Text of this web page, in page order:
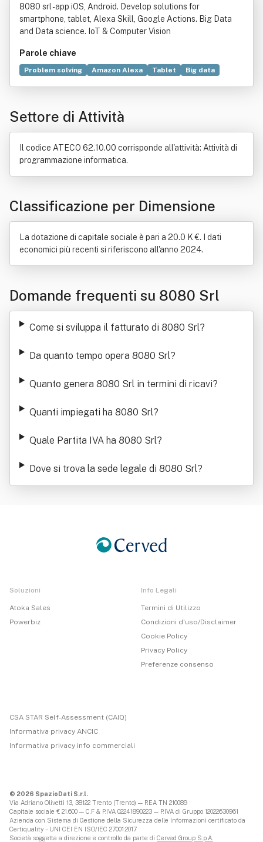
8080 srl - app iOS, Android. Develop solutions for
smartphone, tablet, Alexa Skill, Google Actions. Big Data
and Data science. IoT & Computer Vision
Parole chiave
Problem solving Amazon Alexa Tablet
Big data
Aggiornamento
Fondo comune di investimento
Valori mobiliari
Settore di Attività
Il codice ATECO 62.10.00 corrisponde all'attività: Attività di
programmazione informatica.
Classificazione per Dimensione
La dotazione di capitale sociale è pari a 20.0 K €. I dati
economici più recenti si riferiscono all'anno 2024.
Domande frequenti su 8080 Srl
Come si sviluppa il fatturato di 8080 Srl?
Da quanto tempo opera 8080 Srl?
Quanto genera 8080 Srl in termini di ricavi?
Quanti impiegati ha 8080 Srl?
Quale Partita IVA ha 8080 Srl?
Dove si trova la sede legale di 8080 Srl?
Soluzioni
Atoka Sales
Powerbiz
Info Legali
Termini di Utilizzo
Condizioni d'uso/Disclaimer
Cookie Policy
Privacy Policy
Preferenze consenso
CSA STAR Self-Assessment (CAIQ)
Informativa privacy ANCIC
Informativa privacy info commerciali
© 2026 SpazioDati S.r.l.
Via Adriano Olivetti 13, 38122 Trento (Trento) — REA TN 210089
Capitale sociale € 21.600 — C.F & P.IVA 02241890223 — P.IVA di Gruppo 12022630961
Azienda con Sistema di Gestione della Sicurezza delle Informazioni certificato da
Certiquality – UNI CEI EN ISO/IEC 27001:2017
Società soggetta a direzione e controllo da parte di Cerved Group S.p.A.